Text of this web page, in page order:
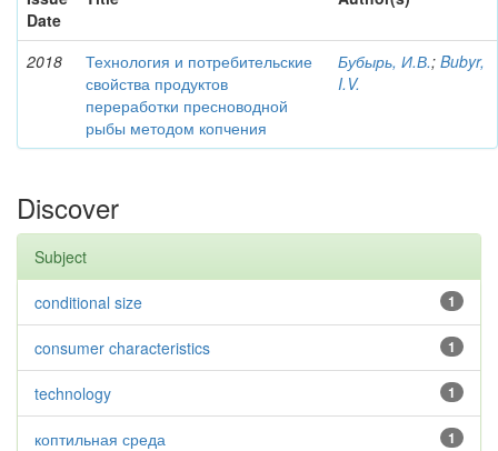
Date
2018
Технология и потребительские
свойства продуктов
переработки пресноводной
рыбы методом копчения
Бубырь, И.В.; Bubyr,
I.V.
Discover
Subject
1
conditional size
1
consumer characteristics
1
technology
1
коптильная среда